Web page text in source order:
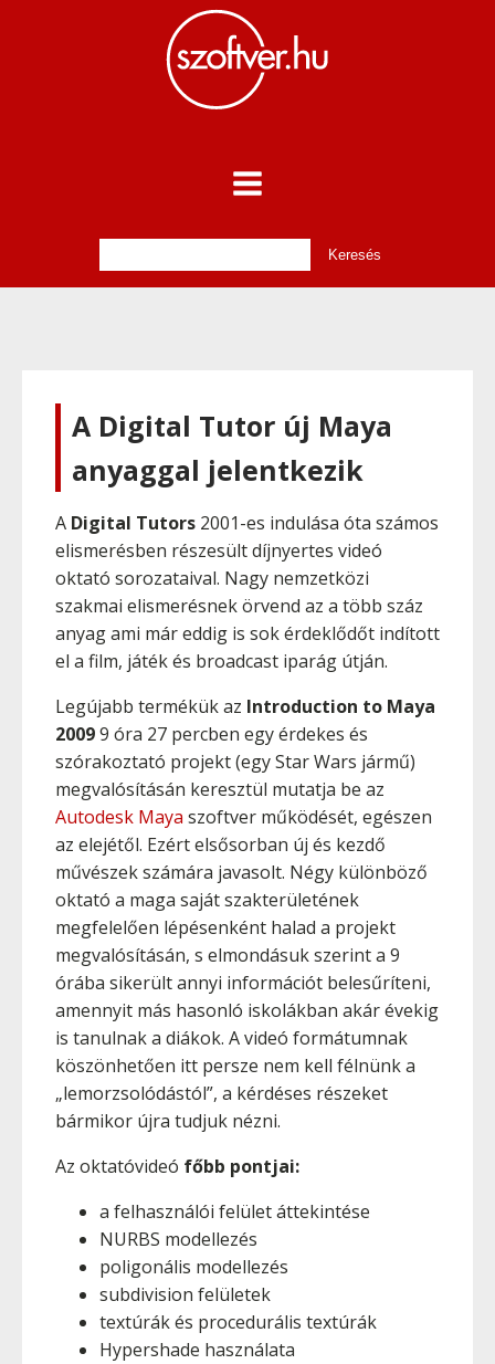
A Digital Tutor új Maya
anyaggal jelentkezik
A Digital Tutors 2001-es indulása óta számos
elismerésben részesült díjnyertes videó
oktató sorozataival. Nagy nemzetközi
szakmai elismerésnek örvend az a több száz
anyag ami már eddig is sok érdeklődőt indított
el a film, játék és broadcast iparág útján.
Legújabb termékük az Introduction to Maya
20099 óra 27 percben egy érdekes és
szórakoztató projekt (egy Star Wars jármű)
megvalósításán keresztül mutatja be az
Autodesk Maya szoftver működését, egészen
az elejétől. Ezért elsősorban új és kezdő
művészek számára javasolt. Négy különböző
oktató a maga saját szakterületének
megfelelően lépésenként halad a projekt
megvalósításán, s elmondásuk szerint a 9
órába sikerült annyi információt belesűríteni,
amennyit más hasonló iskolákban akár évekig
is tanulnak a diákok. A videó formátumnak
köszönhetően itt persze nem kell félnünk a
„lemorzsolódástól”, a kérdéses részeket
bármikor újra tudjuk nézni.
Az oktatóvideó főbb pontjai:
a felhasználói felület áttekintése
NURBS modellezés
poligonális modellezés
subdivision felületek
textúrák és procedurális textúrák
Hypershade használata